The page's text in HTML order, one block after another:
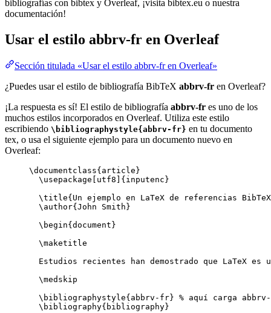
bibliografías con bibtex y Overleaf, ¡visita bibtex.eu o nuestra
documentación!
Usar el estilo abbrv-fr en Overleaf
Sección titulada «Usar el estilo abbrv-fr en Overleaf»
¿Puedes usar el estilo de bibliografía BibTeX abbrv-fr en Overleaf?
¡La respuesta es sí! El estilo de bibliografía abbrv-fr es uno de los
muchos estilos incorporados en Overleaf. Utiliza este estilo
escribiendo \bibliographystyle{abbrv-fr} en tu documento
tex, o usa el siguiente ejemplo para un documento nuevo en
Overleaf:
\documentclass{ article }
\usepackage
utf8 ]{ inputenc }
\title{Un ejemplo en LaTeX de referencias
\author{John Smith}
\begin{ document }
\maketitle
Estudios recientes han demostrado que LaTeX
\medskip
\bibliographystyle{abbrv-fr} % aquí carga
\bibliography{bibliography}